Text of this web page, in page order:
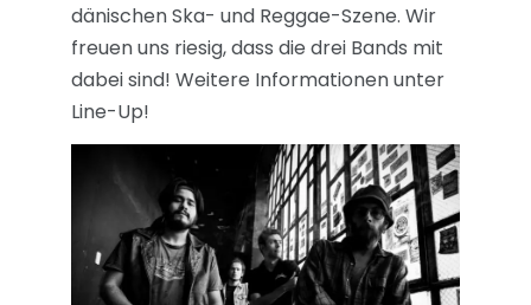
dänischen Ska- und Reggae-Szene. Wir
freuen uns riesig, dass die drei Bands mit
dabei sind! Weitere Informationen unter
Line-Up!